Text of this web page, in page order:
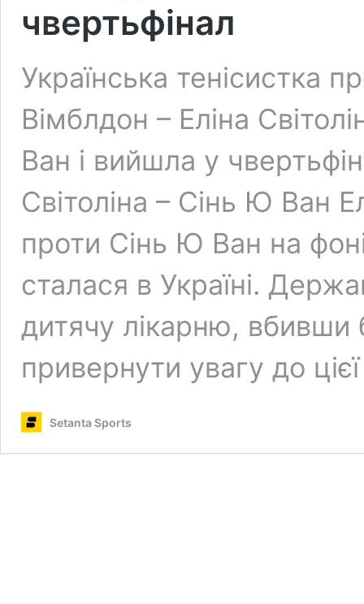
чвертьфінал
Українська тенісистка
Вімблдон – Еліна
Ван і вийшла у
Світоліна – Сінь Ю Ван
проти Сінь Ю Ван на фоні
сталася в Україні.
дитячу лікарню,
привернути увагу до
Setanta Sports